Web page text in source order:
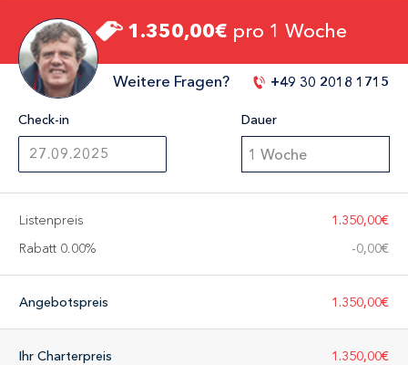
1.350,00€ pro 1 Woche
Weitere Fragen? +49 30 2018 1715
Check-in Dauer
1 Woche
Listenpreis
1.350,00€
Rabatt 0.00%
-0,00€
Angebotspreis 1.350,00€
Ihr Charterpreis 1.350,00€